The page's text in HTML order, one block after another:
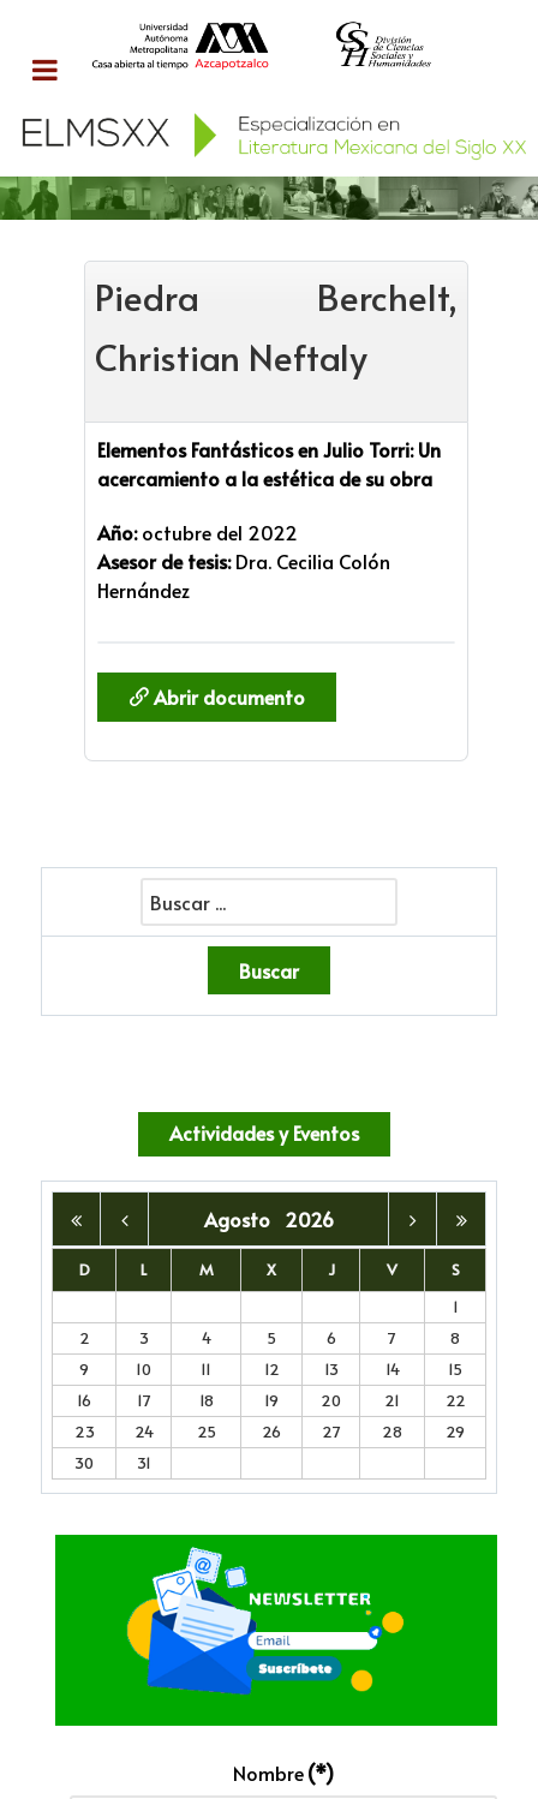
Piedra Berchelt,
Christian Neftaly
Elementos Fantásticos en Julio Torri: Un
acercamiento a la estética de su obra
Año:octubre del 2022
Asesor de tesis:Dra. Cecilia Colón
Hernández
Abrir documento
Actividades y Eventos
Agosto 2026
D L M X J V
S
1
2
3 4 5 6 7
8
9
10 11 12 13 14
15
16
17 18 19 20 21
22
23
24 25 26 27 28
29
30
31
Nombre(*)